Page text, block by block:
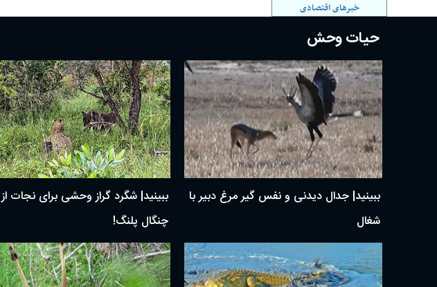
خبرهای اقتصادی
حیات وحش
ببینید| جدال دیدنی و نفس گیر مرغ دبیر با
شغال
ببینید| شگرد گراز وحشی برای نجات از
چنگال پلنگ!